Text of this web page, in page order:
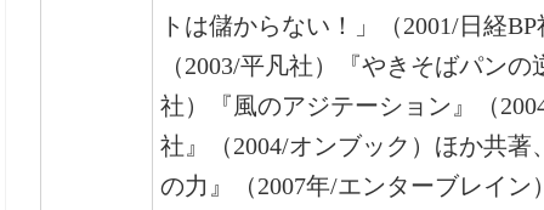
トは儲からない！」（2001/日経
（2003/平凡社）『やきそばパン
社）『風のアジテーション』（
社』（2004/オンブック）ほか共
の力』（2007年/エンターブレイン